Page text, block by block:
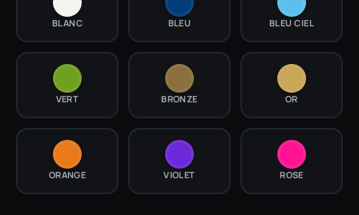
BLANC BLEU BLEU CIEL
VERT BRONZE OR
ORANGE VIOLET ROSE